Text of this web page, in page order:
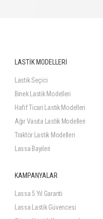
LASTİK MODELLERİ
Lastik Seçici
Binek Lastik Modelleri
Hafif Ticari Lastik Modelleri
Ağır Vasıta Lastik Modelleri
Traktör Lastik Modelleri
Lassa Bayileri
KAMPANYALAR
Lassa 5 Yıl Garanti
Lassa Lastik Güvencesi